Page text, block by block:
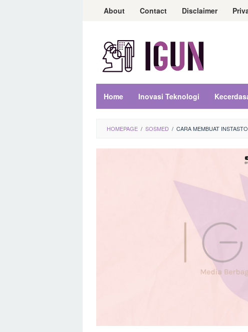
LoncatAbout Contact Disclaimer
Home Inovasi Teknologi
HOMEPAGE / SOSMED / CARA MEMBUAT